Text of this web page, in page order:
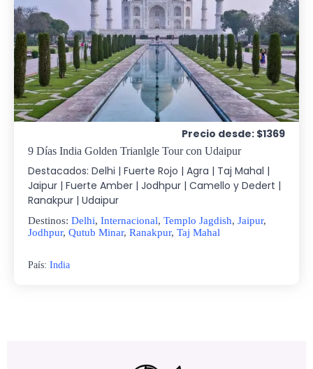
Precio desde: $1369
9 Días India Golden Trianlgle Tour con Udaipur
Destacados: Delhi | Fuerte Rojo | Agra | Taj Mahal |
Jaipur | Fuerte Amber | Jodhpur | Camello y Dedert |
Ranakpur | Udaipur
Destinos: Delhi, Internacional, Templo Jagdish, Jaipur,
Jodhpur, Qutub Minar, Ranakpur, Taj Mahal
País: India